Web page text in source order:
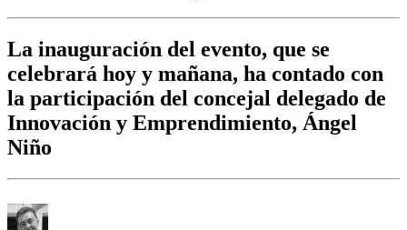
La inauguración del evento, que se
celebrará hoy y mañana, ha contado con
la participación del concejal delegado de
Innovación y Emprendimiento, Ángel
Niño